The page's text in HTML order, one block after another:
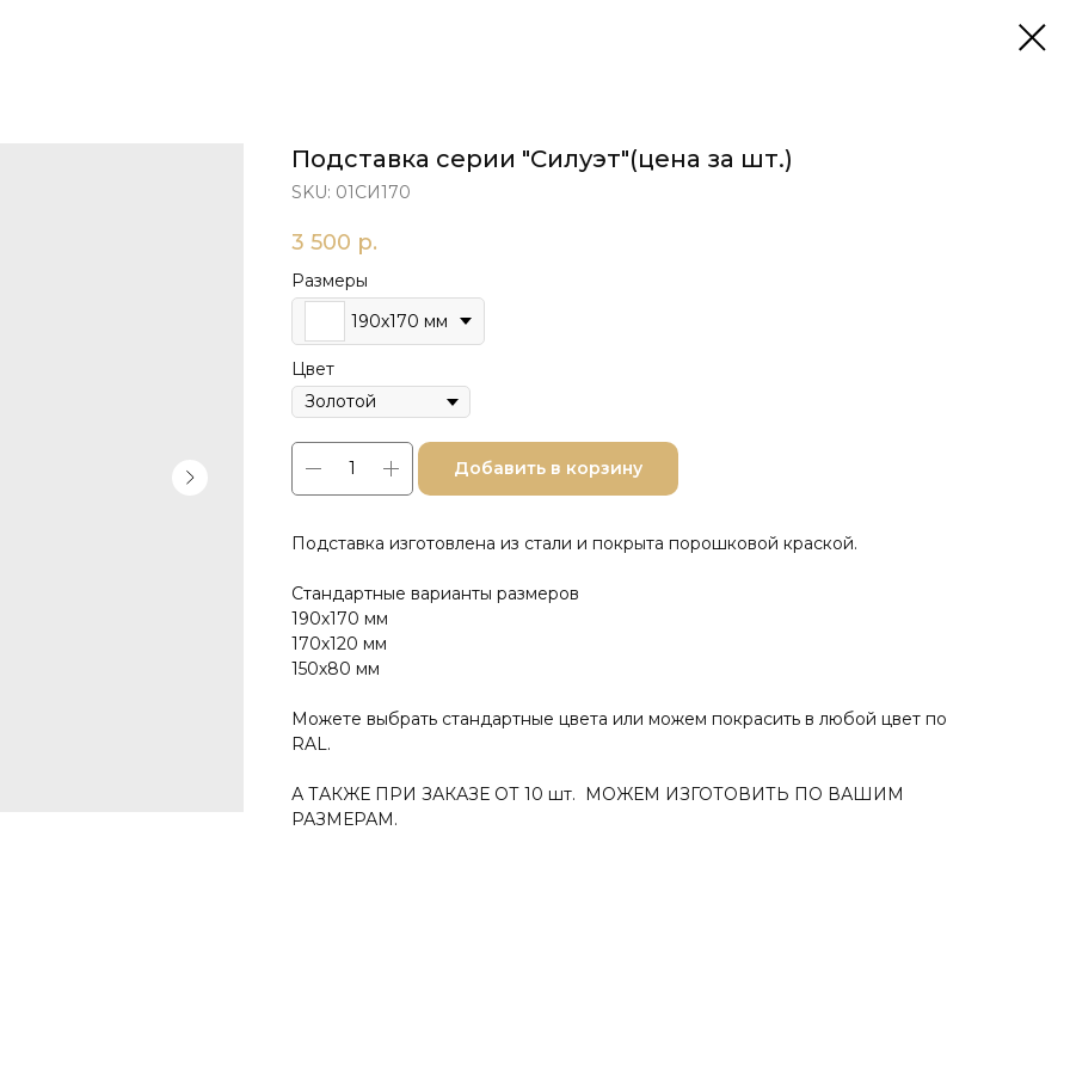
Подставка серии "Силуэт"(цена за шт.)
SKU: 01СИ170
3 500 р.
Размеры
190х170 мм
Цвет
Добавить в корзину
Подставка изготовлена из стали и покрыта порошковой краской.
Стандартные варианты размеров
190х170 мм
170х120 мм
150х80 мм
Можете выбрать стандартные цвета или можем покрасить в любой цвет по
RAL.
А ТАКЖЕ ПРИ ЗАКАЗЕ ОТ 10 шт. МОЖЕМ ИЗГОТОВИТЬ ПО ВАШИМ
РАЗМЕРАМ.